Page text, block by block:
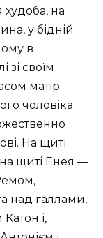
на
у бідній
в
зі своїм
матір
чоловіка
На щиті
на щиті Енея —
над галлами,
і,